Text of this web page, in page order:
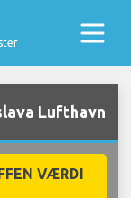
Lufthavn
VÆRDI